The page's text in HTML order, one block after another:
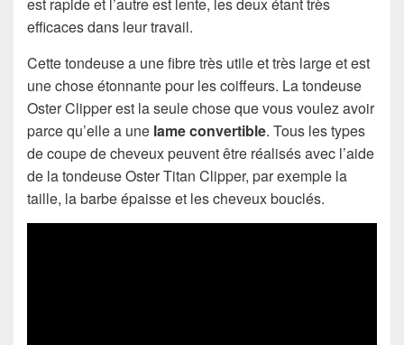
efficaces dans leur travail.
Cette tondeuse a une fibre très utile et très large et est
une chose étonnante pour les coiffeurs. La tondeuse
Oster Clipper est la seule chose que vous voulez avoir
parce qu’elle a une lame convertible. Tous les types
de coupe de cheveux peuvent être réalisés avec l’aide
de la tondeuse Oster Titan Clipper, par exemple la
taille, la barbe épaisse et les cheveux bouclés.